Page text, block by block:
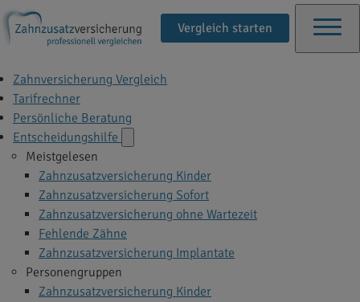
Vergleich starten
Zahnversicherung Vergleich
Tarifrechner
Persönliche Beratung
Entscheidungshilfe
Meistgelesen
Zahnzusatzversicherung Kinder
Zahnzusatzversicherung Sofort
Zahnzusatzversicherung ohne Wartezeit
Fehlende Zähne
Zahnzusatzversicherung Implantate
Personengruppen
Zahnzusatzversicherung Kinder